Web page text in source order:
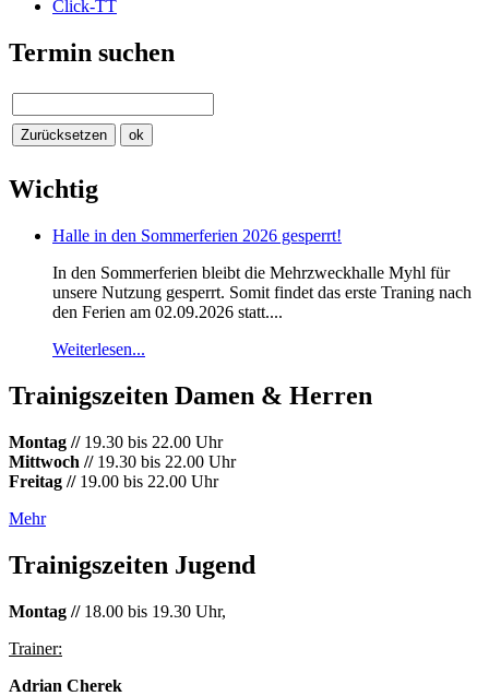
Click-TT
Termin suchen
Wichtig
Halle in den Sommerferien 2026 gesperrt!
In den Sommerferien bleibt die Mehrzweckhalle Myhl für
unsere Nutzung gesperrt. Somit findet das erste Traning nach
den Ferien am 02.09.2026 statt....
Weiterlesen...
Trainigszeiten Damen & Herren
Montag //19.30 bis 22.00 Uhr
Mittwoch //19.30 bis 22.00 Uhr
Freitag // 19.00 bis 22.00 Uhr
Mehr
Trainigszeiten Jugend
Montag //18.00 bis 19.30 Uhr,
Trainer:
Adrian Cherek